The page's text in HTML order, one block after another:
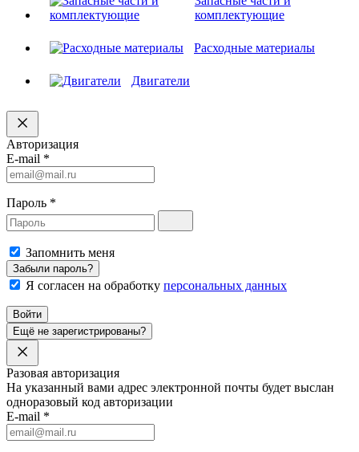
комплектующие
Расходные материалы
Двигатели
Авторизация
E-mail *
Пароль *
Запомнить меня
Забыли пароль?
Я согласен на обработку персональных данных
Войти
Ещё не зарегистрированы?
Разовая авторизация
На указанный вами адрес электронной почты будет выслан
одноразовый код авторизации
E-mail *